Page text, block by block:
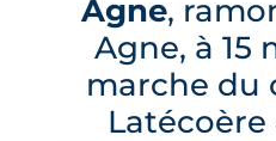
Agne,
Agne, à 15
marche du
Latécoère